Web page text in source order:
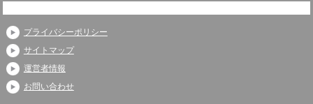
プライバシーポリシー
サイトマップ
運営者情報
お問い合わせ